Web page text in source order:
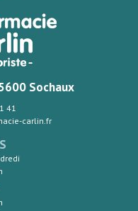
Sochaux
41
carlin.fr